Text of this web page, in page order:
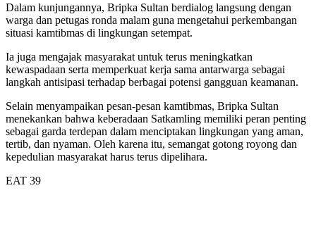
Dalam kunjungannya, Bripka Sultan berdialog langsung dengan
warga dan petugas ronda malam guna mengetahui perkembangan
situasi kamtibmas di lingkungan setempat.
Ia juga mengajak masyarakat untuk terus meningkatkan
kewaspadaan serta memperkuat kerja sama antarwarga sebagai
langkah antisipasi terhadap berbagai potensi gangguan keamanan.
Selain menyampaikan pesan-pesan kamtibmas, Bripka Sultan
menekankan bahwa keberadaan Satkamling memiliki peran penting
sebagai garda terdepan dalam menciptakan lingkungan yang aman,
tertib, dan nyaman. Oleh karena itu, semangat gotong royong dan
kepedulian masyarakat harus terus dipelihara.
EAT 39